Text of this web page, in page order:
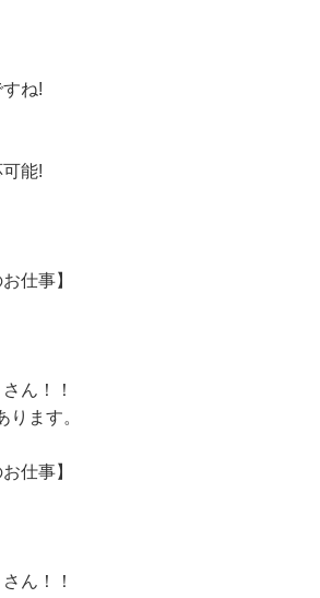
ね!
能!
仕事】
ん！！
ます。
仕事】
ん！！